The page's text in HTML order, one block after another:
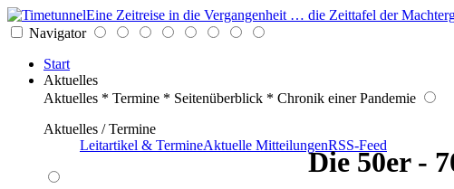
Eine Zeitreise in die Vergangenheit … die Zeittafel der
Navigator
Start
Aktuelles
Aktuelles * Termine * Seitenüberblick * Chronik einer Pandemie
Aktuelles / Termine
Leitartikel & TermineAktuelle MitteilungenRSS-Feed
Die 50er -